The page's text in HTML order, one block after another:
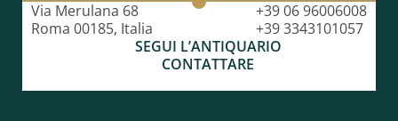
Via Merulana 68
Roma 00185, Italia
+39 06 96006008
+39 3343101057
SEGUI L’ANTIQUARIO
CONTATTARE